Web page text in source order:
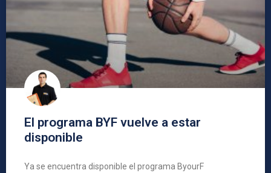
El programa BYF vuelve a estar
disponible
Ya se encuentra disponible el programa ByourF